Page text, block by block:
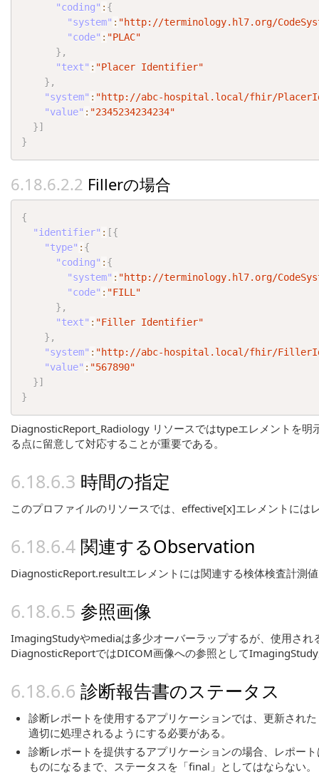
"coding" : {
"system" : "http://terminology.hl7.org/
"code" : "PLAC"
} ,
"text" : "Placer Identifier"
} ,
"system" : "http://abc-hospital.local/fhir/
"value" : "2345234234234"
}]
}
Fillerの場合
{
"identifier" : [{
"type" : {
"coding" : {
"system" : "http://terminology.hl7.org/
"code" : "FILL"
} ,
"text" : "Filler Identifier"
} ,
"system" : "http://abc-hospital.local/fhir/
"value" : "567890"
}]
}
DiagnosticReport_Radiology リソースではtypeエレメントを
る点に留意して対応することが重要である。
時間の指定
このプロファイルのリソースでは、effective[x]エレメントには
関連するObservation
DiagnosticReport.resultエレメントには関連する検体検査計測
参照画像
ImagingStudyやmediaは多少オーバーラップするが、使用さ
DiagnosticReportではDICOM画像への参照として
診断報告書のステータス
診断レポートを使用するアプリケーションでは、更新され
適切に処理されるようにする必要がある。
診断レポートを提供するアプリケーションの場合、レポー
ものになるまで、ステータスを「final」としてはならない。